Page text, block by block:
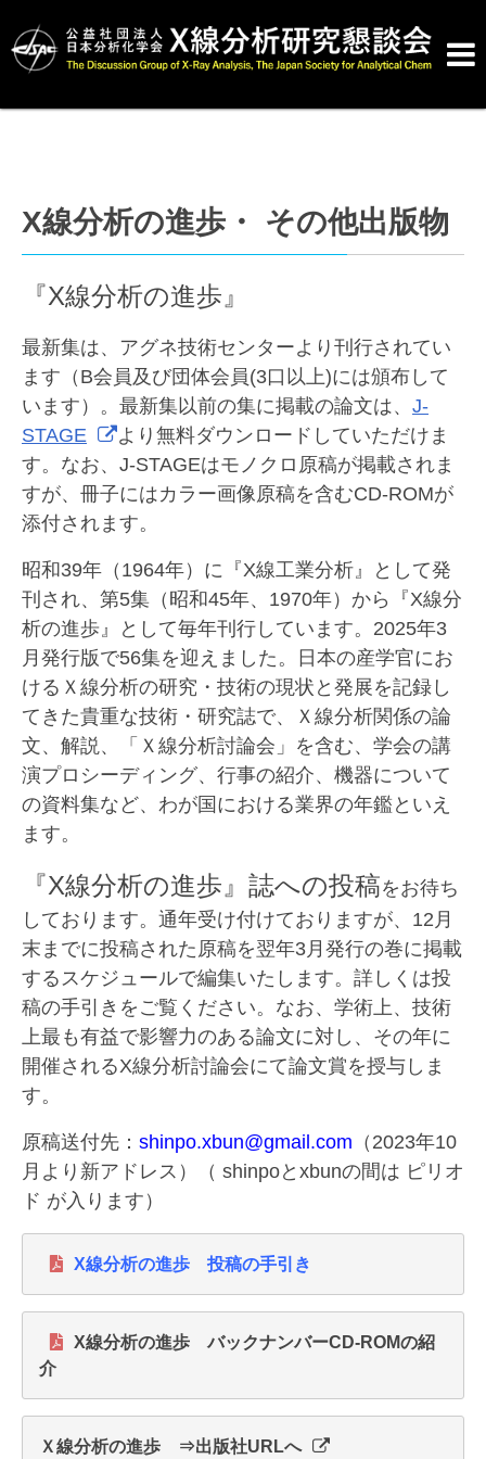

X線分析の進歩・ その他出版物
『X線分析の進歩』
最新集は、アグネ技術センターより刊行されてい
ます（B会員及び団体会員(3口以上)には頒布して
います）。最新集以前の集に掲載の論文は、 J-
STAGE
より無料ダウンロードしていただけま
す。なお、 J-STAGEはモノクロ原稿が掲載されま
すが、冊子にはカラー画像原稿を含むCD-ROMが
添付されます。
昭和39年（1964年）に『X線工業分析』として発
刊され、第5集（昭和45年、1970年）から『X線分
析の進歩』として毎年刊行しています。2025年3
月発行版で56集を迎えました。日本の産学官にお
けるＸ線分析の研究・技術の現状と発展を記録し
てきた貴重な技術・研究誌で、Ｘ線分析関係の論
文、解説、「Ｘ線分析討論会 」を含む、学会の講
演プロシーディング、行事の紹介、機器について
の資料集など、わが国における業界の年鑑といえ
ます。
『X線分析の進歩』誌への投稿をお待ち
しております。通年受け付けておりますが、12月
末までに投稿された原稿を翌年3月発行の巻に掲載
するスケジュールで編集いたします。詳しくは投
稿の手引き をご覧ください。なお、学術上、技術
上最も有益で影響力のある論文に対し、その年に
開催されるX線分析討論会にて論文賞を授与しま
す。
原稿送付先： shinpo.xbun@gmail.com （2023年10
月より新アドレス）（ shinpoと xbunの間は ピリオ
ド が入ります）
X線分析の進歩 投稿の手引き
X線分析の進歩 バックナンバーCD-ROMの紹
介
Ｘ線分析の進歩 ⇒出版社URLへ